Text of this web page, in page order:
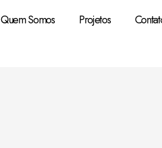
Quem Somos Projetos